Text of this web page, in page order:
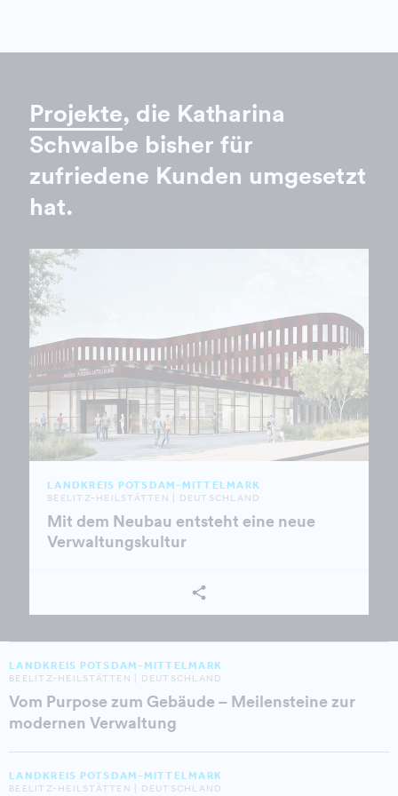
Projekte, die Katharina
Schwalbe bisher für
zufriedene Kunden umgesetzt
hat.
LANDKREIS POTSDAM-MITTELMARK
BEELITZ-HEILSTÄTTEN | DEUTSCHLAND
Mit dem Neubau entsteht eine neue
Verwaltungskultur
LANDKREIS POTSDAM-MITTELMARK
BEELITZ-HEILSTÄTTEN | DEUTSCHLAND
Vom Purpose zum Gebäude – Meilensteine zur
modernen Verwaltung
LANDKREIS POTSDAM-MITTELMARK
BEELITZ-HEILSTÄTTEN | DEUTSCHLAND